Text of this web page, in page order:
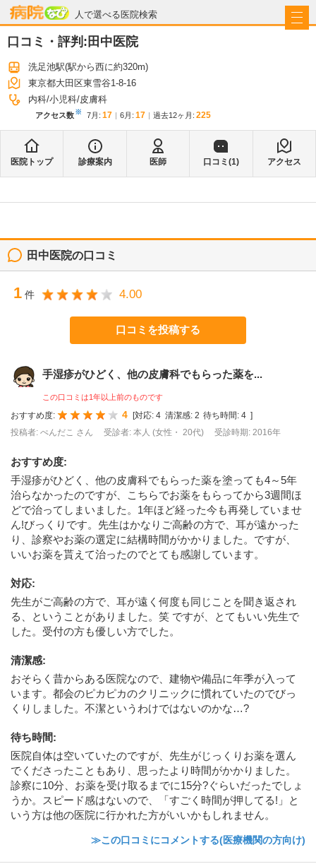
人で選べる医院検索
病院なび
口コミ・評判:田中医院
洗足池駅(駅から西に約320m)
東京都大田区東雪谷1-8-16
内科 小児科 皮膚科
アクセス数※ 7月 : 17 6月 : 17 過去12ヶ月: 225
医院トップ 診療案内 医師 口コミ(1) アクセス
田中医院の口コミ
1 件 4.00
口コミを投稿する
手湿疹がひどく、他の皮膚科でもらった薬を...
この口コミは1年以上前のものです
おすすめ度: 4 [対応: 4 清潔感: 2 待ち時間: 4 ]
投稿者: ぺんだこ さん
受診者: 本人 (女性・ 20代) 受診時期: 2016年
おすすめ度:
手湿疹がひどく、他の皮膚科でもらった薬を塗っても4～5年
治らなかったのですが、こちらでお薬をもらってから3週間ほ
どで治ってしまいました。1年ほど経った今も再発していませ
ん!びっくりです。先生はかなりご高齢の方で、耳が遠かった
り、診察やお薬の選定に結構時間がかかりました。ですが、
いいお薬を貰えて治ったのでとても感謝しています。
対応:
先生がご高齢の方で、耳が遠く何度も同じことを聞き返され
る、ということがありました。笑 ですが、とてもいい先生で
した。受付の方も優しい方でした。
清潔感:
おそらく昔からある医院なので、建物や備品に年季が入って
います。都会のピカピカのクリニックに慣れていたのでびっ
くりしました。不潔というわけではないのかな…?
待ち時間:
医院自体は空いていたのですが、先生がじっくりお薬を選ん
でくださったこともあり、思ったより時間がかかりました。
診察に10分、お薬を受け取るまでに15分?ぐらいだったでしょ
うか。スピード感はないので、「すごく時間が押してる!」と
いう方は他の医院に行かれた方がいいかもしれません。
≫この口コミにコメントする(医療機関の方向け)